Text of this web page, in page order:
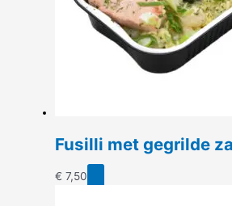
Fusilli met gegrilde
€ 7,50